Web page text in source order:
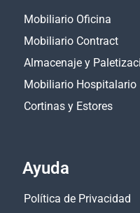
Mobiliario Oficina
Mobiliario Contract
Almacenaje y
Mobiliario Hospitalario
Cortinas y Estores
Ayuda
Política de Privacidad